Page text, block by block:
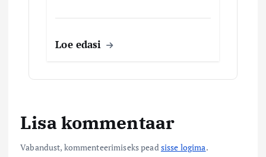
Loe edasi
Lisa kommentaar
Vabandust, kommenteerimiseks peadsisse logima.